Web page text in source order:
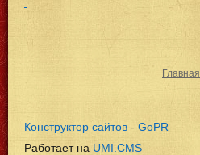
Главная
Конструктор сайтов - GoPR
Работает на UMI.CMS